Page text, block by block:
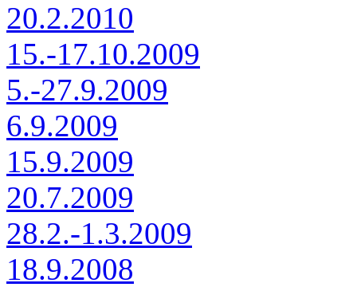
20.2.2010
15.-17.10.2009
5.-27.9.2009
6.9.2009
15.9.2009
20.7.2009
28.2.-1.3.2009
18.9.2008